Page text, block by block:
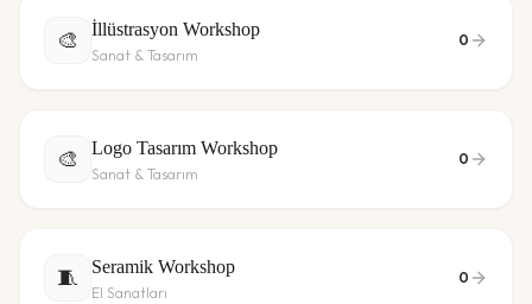
🎨 İllüstrasyon Workshop
Sanat & Tasarım
0
🎨 Logo Tasarım Workshop
Sanat & Tasarım
0
🧵 Seramik Workshop
El Sanatları
0